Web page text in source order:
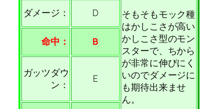
そもそもモック種
はかしこさが高い
かしこさ型のモン
スターで、ちから
が非常に伸びにく
いのでダメージに
も期待出来ませ
ん。
ダメージ： D
命中： B
ガッツダウ
ン：
E